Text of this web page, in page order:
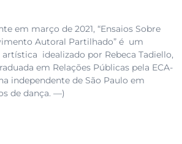
em março de 2021, “Ensaios Sobre
Autoral Partilhado” é um
idealizado por Rebeca Tadiello,
em Relações Públicas pela ECA-
independente de São Paulo em
de dança. —)